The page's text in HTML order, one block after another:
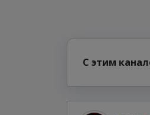
С этим